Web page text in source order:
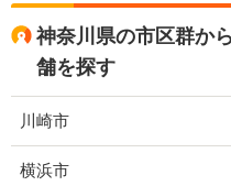
神奈川県の市区群か
舗を探す
川崎市
横浜市